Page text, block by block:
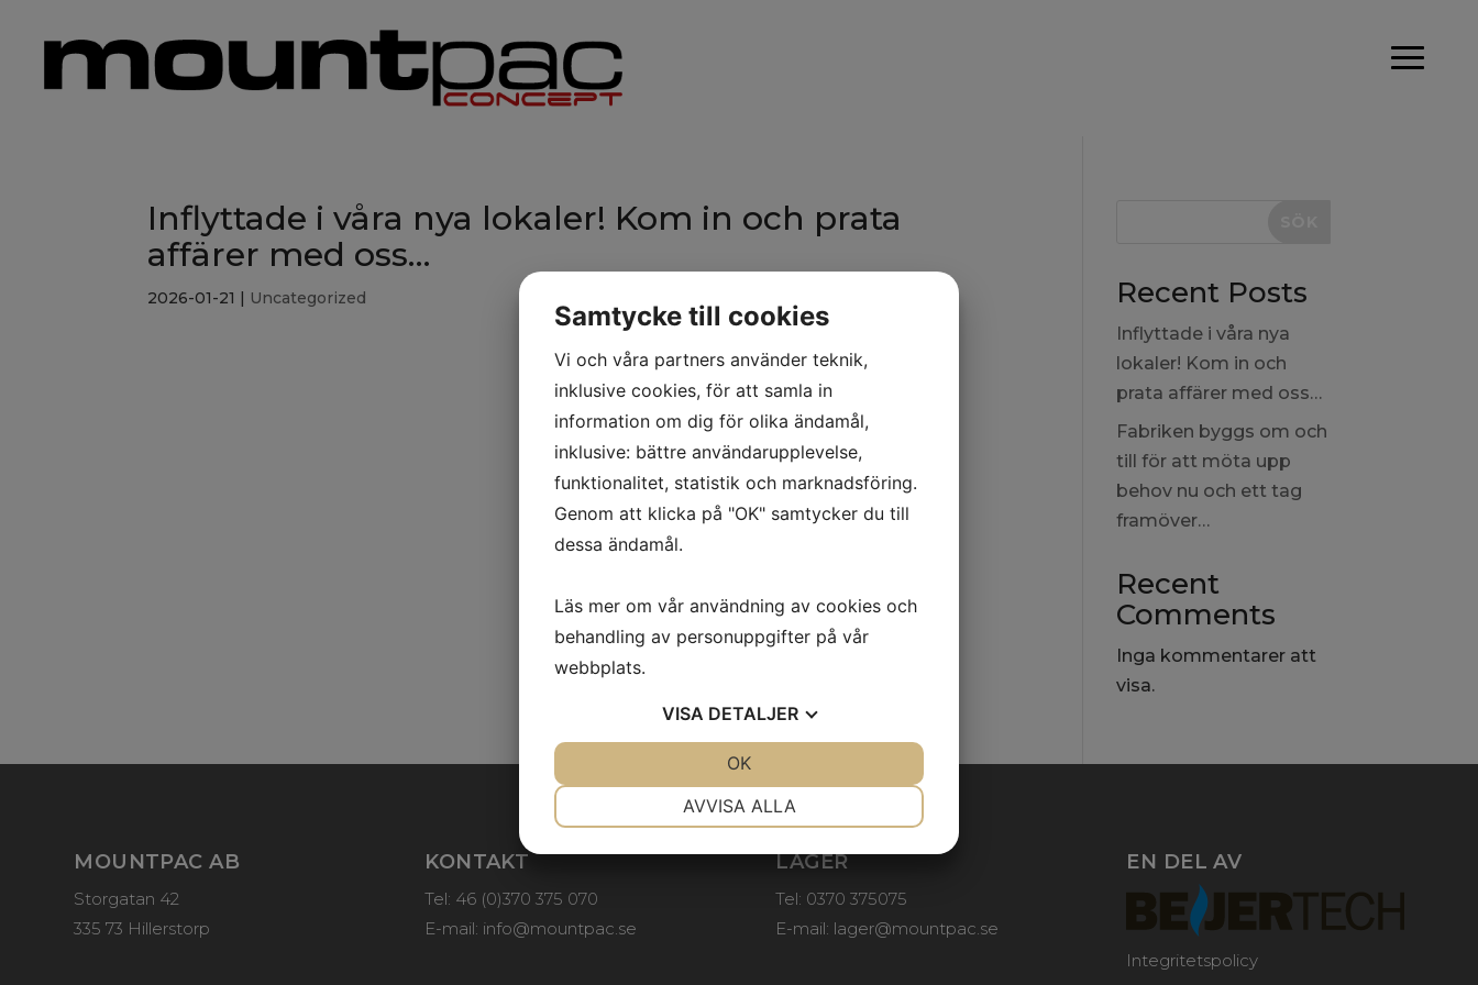
Inflyttade i våra nya lokaler! Kom in och prata
affärer med oss…
2026-01-21 | Uncategorized Recent Posts
Inflyttade i våra nya
lokaler! Kom in och
prata affärer med oss…
Fabriken byggs om och
till för att möta upp
behov nu och ett tag
framöver…
Recent
Comments
Inga kommentarer att
visa.
MOUNTPAC AB
Storgatan 42
335 73 Hillerstorp
KONTAKT
Tel: 46 (0)370 375 070
E-mail: info@mountpac.se
LAGER
Tel: 0370 375075
E-mail: lager@mountpac.se
EN DEL AV
Integritetspolicy
Samtycke till cookies
Vi och våra partners använder teknik,
inklusive cookies, för att samla in
information om dig för olika ändamål,
inklusive: bättre användarupplevelse,
funktionalitet, statistik och marknadsföring.
Genom att klicka på "OK" samtycker du till
dessa ändamål.
Läs mer om vår användning av cookies och
behandling av personuppgifter på vår
webbplats.
VISA DETALJER
STATISTIK
AVVISA ALLA
OK